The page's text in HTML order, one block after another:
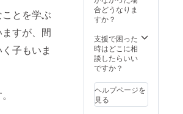
とを学ぶ
すが、間
子もいま
合どうなりま
すか？
支援で困った
時はどこに相
談したらいい
ですか？
ヘルプページを
見る